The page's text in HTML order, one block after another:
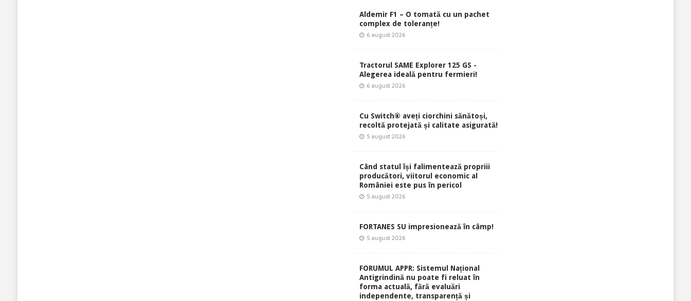
Aldemir F1 – O tomată cu un pachet
complex de toleranțe!
6 august 2026
Tractorul SAME Explorer 125 GS -
Alegerea ideală pentru fermieri!
6 august 2026
Cu Switch® aveți ciorchini sănătoși,
recoltă protejată și calitate asigurată!
5 august 2026
Când statul își falimentează propriii
producători, viitorul economic al
României este pus în pericol
5 august 2026
FORTANES SU impresionează în câmp!
5 august 2026
FORUMUL APPR: Sistemul Național
Antigrindină nu poate fi reluat în
forma actuală, fără evaluări
independente, transparență și